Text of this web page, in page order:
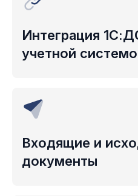
Интеграция
учетной
Входящие и
документы